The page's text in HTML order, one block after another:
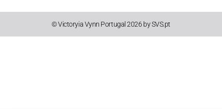
© Victoryia Vynn Portugal 2026 by SVS.pt